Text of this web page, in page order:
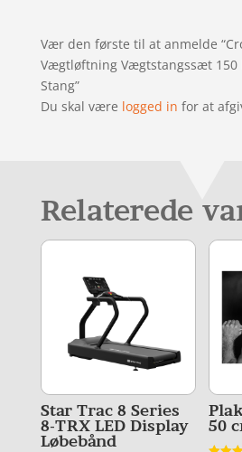
Vær den første til at anmelde
Vægtløftning Vægtstangssæt 150
Stang”
Du skal være logged in for at
Relaterede
Star Trac 8 Series
8-TRX LED Display
Løbebånd
50